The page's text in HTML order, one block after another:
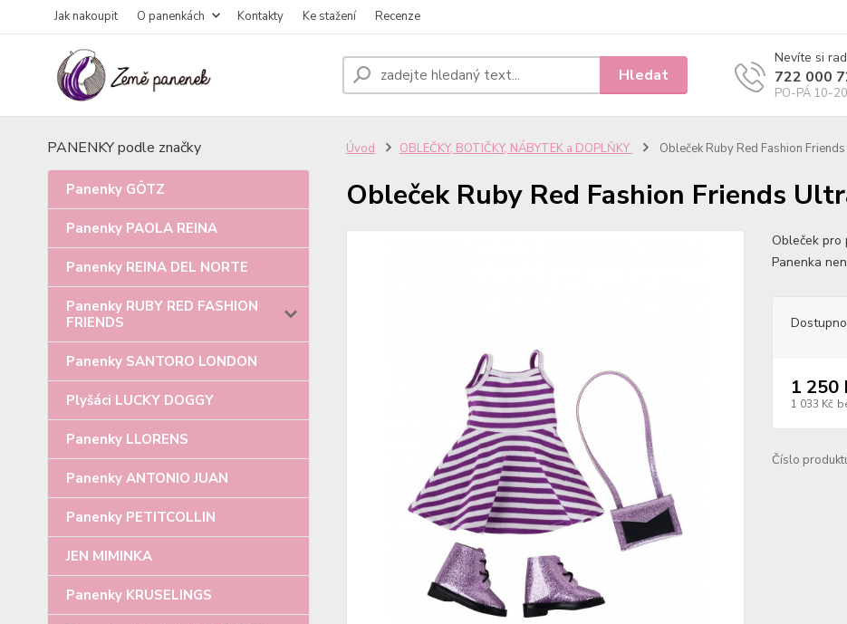
Jak nakoupit O panenkách Kontakty Ke stažení Recenze
Hledat
Nevíte si
722 000
PO-PÁ 10-
PANENKY podle značky
Panenky GÖTZ
Panenky PAOLA REINA
Panenky REINA DEL NORTE
Panenky RUBY RED FASHION
FRIENDS
Panenky SANTORO LONDON
Plyšáci LUCKY DOGGY
Panenky LLORENS
Panenky ANTONIO JUAN
Panenky PETITCOLLIN
JEN MIMINKA
Panenky KRUSELINGS
Úvod OBLEČKY, BOTIČKY, NÁBYTEK a DOPLŇKY Obleček Ruby Red Fashion
Obleček Ruby Red Fashion Friends
Obleček pro
Panenka
1 250
1 033 Kč
Číslo